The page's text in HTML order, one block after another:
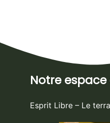
Notre espace
Esprit Libre – Le